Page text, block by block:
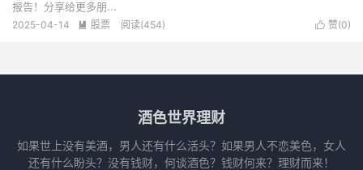
报告！分享给更多朋...
 赞(0)
2025-04-14  股票 阅读(454)
酒色世界理财
如果世上没有美酒，男人还有什么活头？如果男人不恋美色，女人
还有什么盼头？没有钱财，何谈酒色？钱财何来？理财而来！